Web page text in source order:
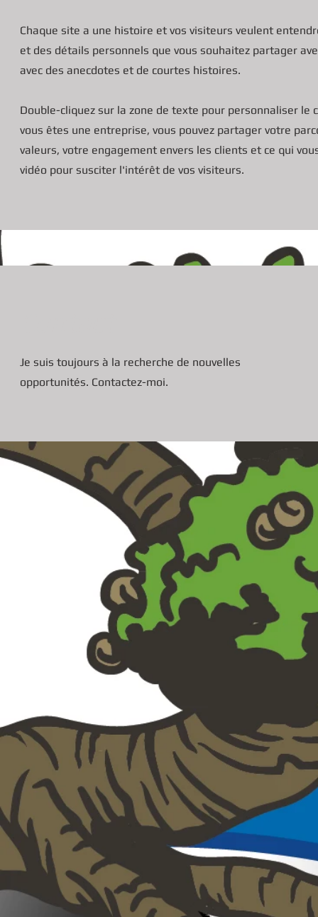
Chaque site a une histoire et vos visiteurs veulent
et des détails personnels que vous souhaitez partager
avec des anecdotes et de courtes histoires. ​
Double-cliquez sur la zone de texte pour personnaliser
vous êtes une entreprise, vous pouvez partager votre
valeurs, votre engagement envers les clients et ce qui
vidéo pour susciter l'intérêt de vos visiteurs.
Je suis toujours à la recherche de nouvelles
opportunités. Contactez-moi.